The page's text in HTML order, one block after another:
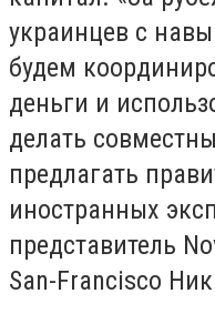
украинцев с
будем
деньги и
делать
предлагать
иностранных
представитель
San-Francisco